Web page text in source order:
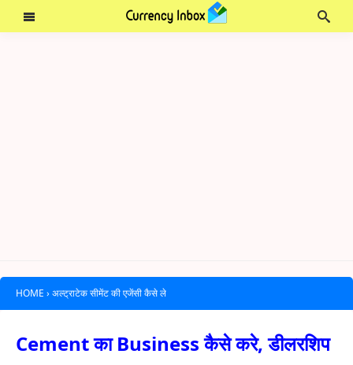
HOME › अल्ट्राटेक सीमेंट की एजेंसी कैसे ले
Cement का Business कैसे करे, डीलरशिप